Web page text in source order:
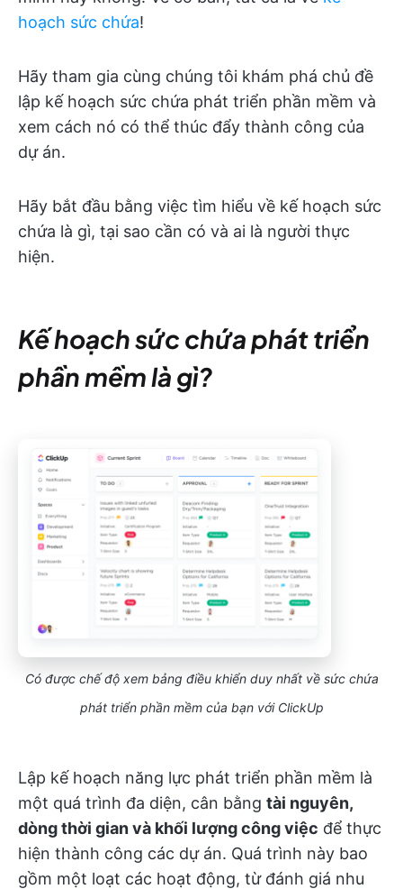
hoạch sức chứa!
Hãy tham gia cùng chúng tôi khám phá chủ đề
lập kế hoạch sức chứa phát triển phần mềm và
xem cách nó có thể thúc đẩy thành công của
dự án.
Hãy bắt đầu bằng việc tìm hiểu về kế hoạch sức
chứa là gì, tại sao cần có và ai là người thực
hiện.
Kế hoạch sức chứa phát triển
phần mềm là gì?
Có được chế độ xem bảng điều khiển duy nhất về sức chứa
phát triển phần mềm của bạn với ClickUp
Lập kế hoạch năng lực phát triển phần mềm là
một quá trình đa diện, cân bằng tài nguyên,
dòng thời gian và khối lượng công việc để thực
hiện thành công các dự án. Quá trình này bao
gồm một loạt các hoạt động, từ đánh giá nhu